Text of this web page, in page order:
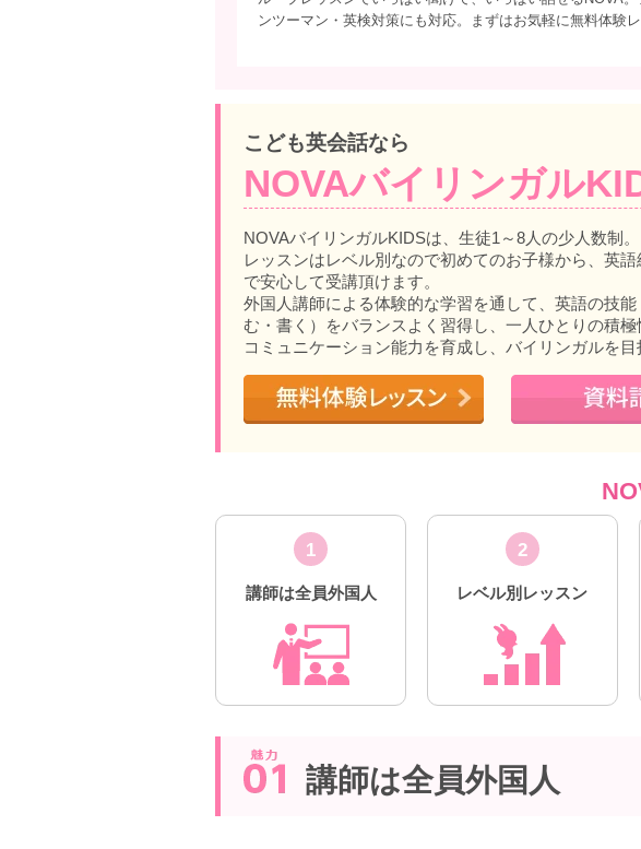
ンツーマン・英検対策にも対応。まずはお気軽に無料体験
こども英会話なら
NOVAバイリンガル
NOVAバイリンガルKIDSは、生徒1～8人の少人数制。
レッスンはレベル別なので初めてのお子様から、英
で安心して受講頂けます。
外国人講師による体験的な学習を通して、英語の技
む・書く）をバランスよく習得し、一人ひとりの積極
コミュニケーション能力を育成し、バイリンガルを目
1
講師は全員外国人
2
レベル別レッスン
講師は全員外国人